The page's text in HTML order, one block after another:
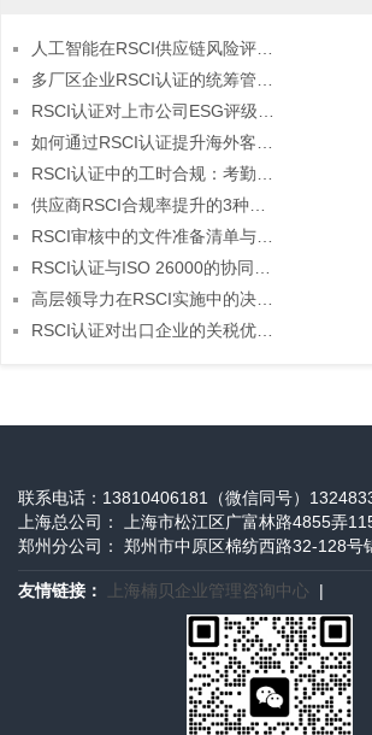
人工智能在RSCI供应链风险评估中的应用探索
多厂区企业RSCI认证的统筹管理策略
RSCI认证对上市公司ESG评级的权重影响
如何通过RSCI认证提升海外客户信任度？
RSCI认证中的工时合规：考勤系统与记录管理要点
供应商RSCI合规率提升的3种赋能模式
RSCI审核中的文件准备清单与模板分享
RSCI认证与ISO 26000的协同实施策略
高层领导力在RSCI实施中的决定性作用
RSCI认证对出口企业的关税优化潜力分析
联系电话：13810406181（微信同号）
上海总公司： 上海市松江区广富林路4855弄
郑州分公司： 郑州市中原区棉纺西路32-128号
友情链接： 上海楠贝企业管理咨询中心 |